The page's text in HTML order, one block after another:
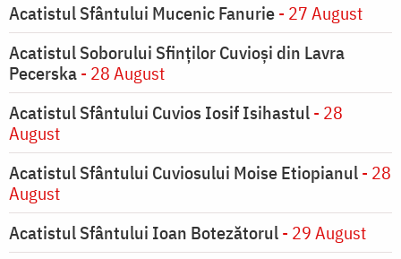
Acatistul Sfântului Mucenic Fanurie- 27 August
Acatistul Soborului Sfinților Cuvioși din Lavra
Pecerska- 28 August
Acatistul Sfântului Cuvios Iosif Isihastul- 28
August
Acatistul Sfântului Cuviosului Moise Etiopianul- 28
August
Acatistul Sfântului Ioan Botezătorul- 29 August